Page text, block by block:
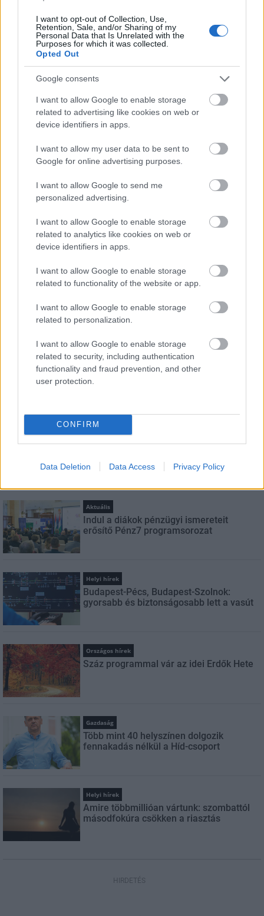
I want to opt-out of Collection, Use,
Retention, Sale, and/or Sharing of my
Personal Data that Is Unrelated with the
Purposes for which it was collected.
Opted Out
Google consents
I want to allow Google to enable storage
related to advertising like cookies on web or
device identifiers in apps.
I want to allow my user data to be sent to
Google for online advertising purposes.
I want to allow Google to send me
personalized advertising.
I want to allow Google to enable storage
related to analytics like cookies on web or
device identifiers in apps.
I want to allow Google to enable storage
related to functionality of the website or app.
I want to allow Google to enable storage
related to personalization.
I want to allow Google to enable storage
related to security, including authentication
functionality and fraud prevention, and other
user protection.
CONFIRM
Data Deletion Data Access Privacy Policy
mérföldköve a felülvizsgálat
árnyékában?
Elkészült a Liszt Ferenc repülőtér
közműhálózatának fejlesztése
Látlelet a hazai víziközművekről?
Egyetlen, fél évszázados vezetéken
HÍRLEVÉL
E-mail cím
Aktuális
Indul a diákok pénzügyi ismereteit
erősítő Pénz7 programsorozat
Helyi hírek
Budapest-Pécs, Budapest-Szolnok:
gyorsabb és biztonságosabb lett a vasút
Országos hírek
Száz programmal vár az idei Erdők Hete
Gazdaság
Több mint 40 helyszínen dolgozik
fennakadás nélkül a Híd-csoport
Helyi hírek
Amire többmillióan vártunk: szombattól
másodfokúra csökken a riasztás
HIRDETÉS